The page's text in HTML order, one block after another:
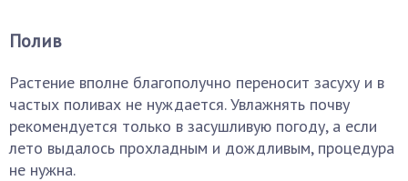
Полив
Растение вполне благополучно переносит засуху и в
частых поливах не нуждается. Увлажнять почву
рекомендуется только в засушливую погоду, а если
лето выдалось прохладным и дождливым, процедура
не нужна.